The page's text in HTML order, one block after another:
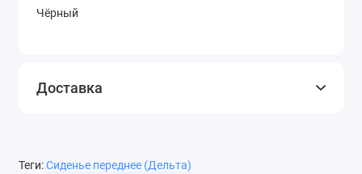
Чёрный
Доставка
Теги:Сиденье переднее (Дельта)